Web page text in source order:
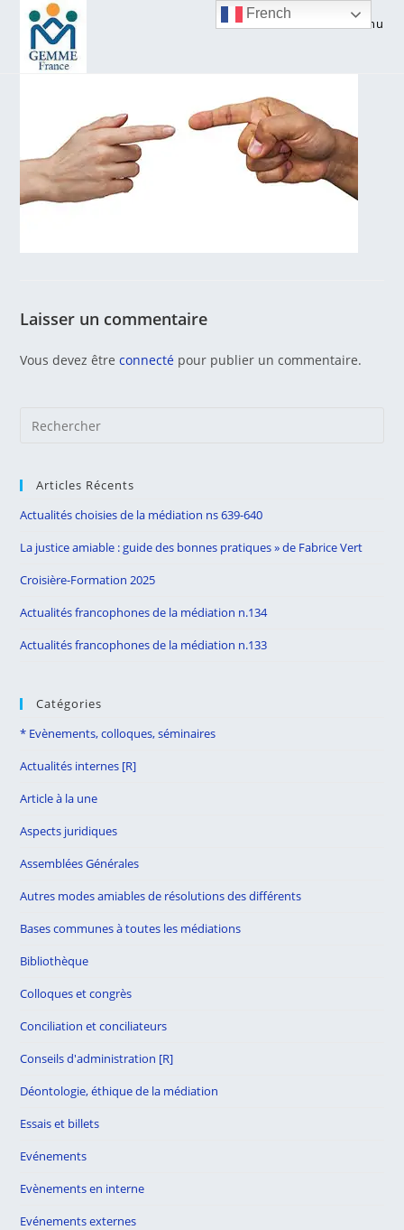
content
Menu
Laisser un commentaire
Vous devez êtreconnecté pour publier un commentaire.
Articles Récents
Actualités choisies de la médiation ns 639-640
La justice amiable : guide des bonnes pratiques » de Fabrice Vert
Croisière-Formation 2025
Actualités francophones de la médiation n.134
Actualités francophones de la médiation n.133
Catégories
* Evènements, colloques, séminaires
Actualités internes [R]
Article à la une
Aspects juridiques
Assemblées Générales
Autres modes amiables de résolutions des différents
Bases communes à toutes les médiations
Bibliothèque
Colloques et congrès
Conciliation et conciliateurs
Conseils d'administration [R]
Déontologie, éthique de la médiation
Essais et billets
Evénements
Evènements en interne
Evénements externes
French